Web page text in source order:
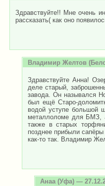
Здравствуйте!! Мне очень
рассказать( как оно
Владимир Желтов
Здравствуйте Анна!
деле старый,
завода. Он назывался
был ещё Старо-
водой уступе большой
металлоломе для БМЗ,
также в старых
позднее прибыли
как-то так. Владимир
Анаа(Уфа) —